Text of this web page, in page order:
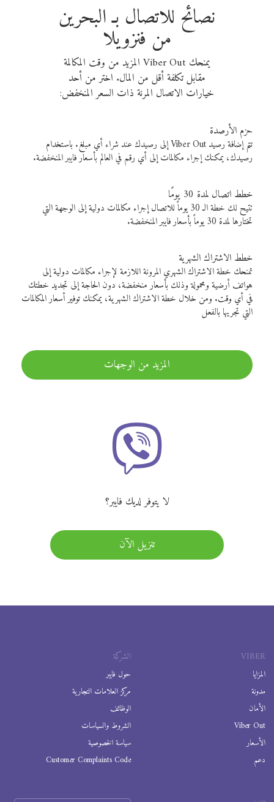
نصائح للاتصال بـ البحرين
من فنزويلا
يمنحك Viber Out المزيد من وقت المكالمة
مقابل تكلفة أقل من المال. اختر من أحد
خيارات الاتصال المرنة ذات السعر المنخفض:
حزم الأرصدة
تتم إضافة رصيد Viber Out إلى رصيدك عند شراء أي مبلغ. باستخدام
رصيدك، يمكنك إجراء مكالمات إلى أي رقم في العالم بأسعار فايبر المنخفضة.
خطط اتصال لمدة 30 يومًا
تتيح لك خطة الـ 30 يوماً للاتصال إجراء مكالمات دولية إلى الوجهة التي
تختارها لمدة 30 يوماً بأسعار فايبر المنخفضة.
خطط الاشتراك الشهرية
تمنحك خطة الاشتراك الشهري المرونة اللازمة لإجراء مكالمات دولية إلى
هواتف أرضية ومحمولة وذلك بأسعار منخفضة، دون الحاجة إلى تجديد خطتك
في أي وقت. ومن خلال خطة الاشتراك الشهرية، يمكنك توفير أسعار المكالمات
التي تجريها بالفعل
المزيد من الوجهات
لا يتوفر لديك فايبر؟
تنزيل الآن
VIBER
المزايا
مدونة
الأمان
Viber Out
الأسعار
دعم
الشركة
حول فايبر
مركز العلامات التجارية
الوظائف
الشروط والسياسات
سياسة الخصوصية
Customer Complaints Code